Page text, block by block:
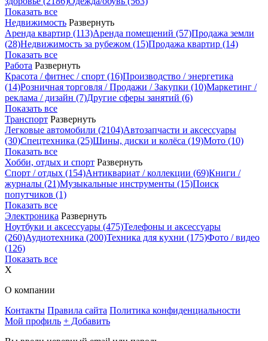
Показать все
Недвижимость Развернуть
Аренда квартир (113)Аренда помещений (57)Продажа земли
(28)Недвижимость за рубежом (15)Продажа квартир (14)
Показать все
Работа Развернуть
Красота / фитнес / спорт (16)Производство / энергетика
(14)Розничная торговля / Продажи / Закупки (10)Маркетинг /
реклама / дизайн (7)Другие сферы занятий (6)
Показать все
Транспорт Развернуть
Легковые автомобили (2104)Автозапчасти и аксессуары
(30)Спецтехника (25)Шины, диски и колёса (19)Мото (10)
Показать все
Хобби, отдых и спорт Развернуть
Спорт / отдых (154)Антиквариат / коллекции (69)Книги /
журналы (21)Музыкальные инструменты (15)Поиск
попутчиков (1)
Показать все
Электроника Развернуть
Ноутбуки и аксессуары (475)Телефоны и аксессуары
(260)Аудиотехника (200)Техника для кухни (175)Фото / видео
(126)
Показать все
X
О компании
Контакты Правила сайта Политика конфиденциальности
Мой профиль + Добавить